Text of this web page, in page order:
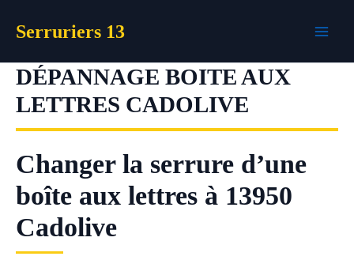
Serruriers 13
DÉPANNAGE BOITE AUX
LETTRES CADOLIVE
Changer la serrure d’une
boîte aux lettres à 13950
Cadolive